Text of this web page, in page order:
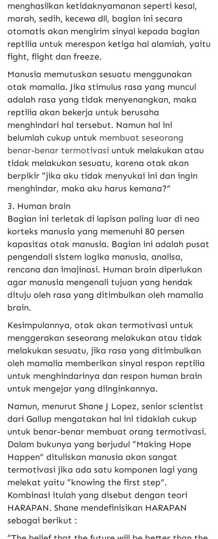
menghasilkan ketidaknyamanan seperti kesal,
marah, sedih, kecewa dll, bagian ini secara
otomatis akan mengirim sinyal kepada bagian
reptilia untuk merespon ketiga hal alamiah, yaitu
fight, flight dan freeze.
Manusia memutuskan sesuatu menggunakan
otak mamalia. Jika stimulus rasa yang muncul
adalah rasa yang tidak menyenangkan, maka
reptilia akan bekerja untuk berusaha
menghindari hal tersebut. Namun hal ini
belumlah cukup untuk membuat seseorang
benar-benar termotivasi untuk melakukan atau
tidak melakukan sesuatu, karena otak akan
berpikir “jika aku tidak menyukai ini dan ingin
menghindar, maka aku harus kemana?”
3. Human brain
Bagian ini terletak di lapisan paling luar di neo
korteks manusia yang memenuhi 80 persen
kapasitas otak manusia. Bagian ini adalah pusat
pengendali sistem logika manusia, analisa,
rencana dan imajinasi. Human brain diperlukan
agar manusia mengenali tujuan yang hendak
dituju oleh rasa yang ditimbulkan oleh mamalia
brain.
Kesimpulannya, otak akan termotivasi untuk
menggerakan seseorang melakukan atau tidak
melakukan sesuatu, jika rasa yang ditimbulkan
oleh mamalia memberikan sinyal respon reptilia
untuk menghindarinya dan respon human brain
untuk mengejar yang diinginkannya.
Namun, menurut Shane J Lopez, senior scientist
dari Gallup mengatakan hal ini tidaklah cukup
untuk benar-benar membuat orang termotivasi.
Dalam bukunya yang berjudul “Making Hope
Happen” dituliskan manusia akan sangat
termotivasi jika ada satu komponen lagi yang
melekat yaitu “knowing the first step”.
Kombinasi itulah yang disebut dengan teori
HARAPAN. Shane mendefinisikan HARAPAN
sebagai berikut :